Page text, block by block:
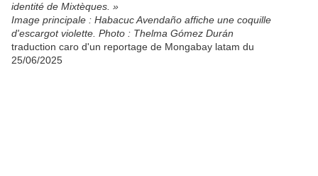
identité de Mixtèques. »
Image principale : Habacuc Avendaño affiche une coquille
d'escargot violette. Photo : Thelma Gómez Durán
traduction caro d'un reportage de Mongabay latam du
25/06/2025